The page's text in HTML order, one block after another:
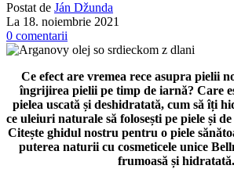
Postat de Ján Džunda
La 18. noiembrie 2021
0 comentarii
Ce efect are vremea rece asupra pielii
îngrijirea pielii pe timp de iarnă? Care
pielea uscată și deshidratată, cum să îți
ce uleiuri naturale să folosești pe piele și
Citește ghidul nostru pentru o piele
puterea naturii cu cosmeticele unice
frumoasă și hidratată.